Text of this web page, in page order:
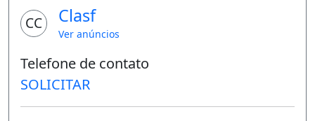
Área de serviço
CC Clasf
Ver anúncios
Telefone de contato
SOLICITAR